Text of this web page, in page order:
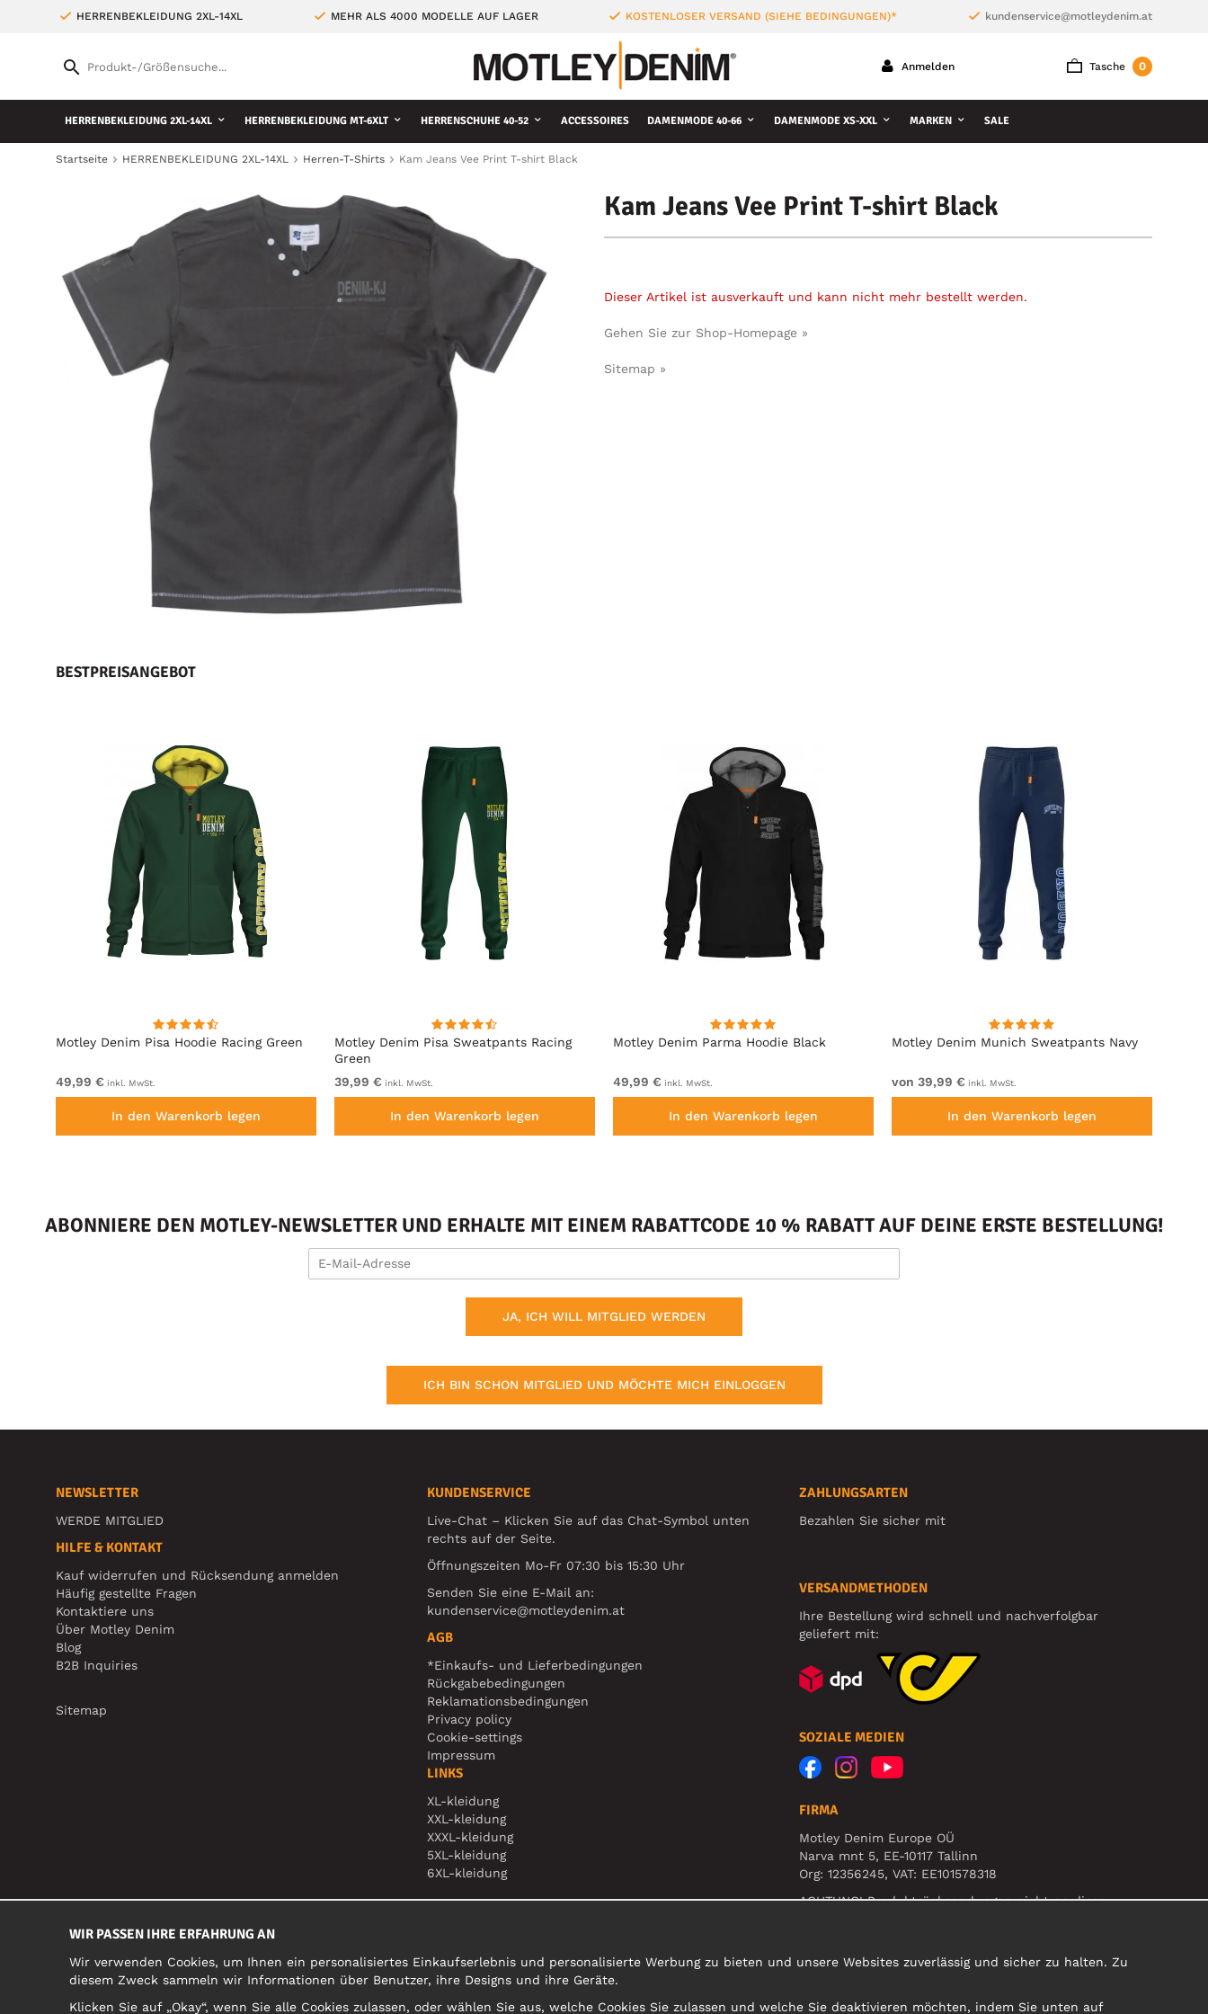
HERRENBEKLEIDUNG 2XL-14XL MEHR ALS 4000 MODELLE AUF LAGER KOSTENLOSER VERSAND (SIEHE BEDINGUNGEN)* kundenservice@motleydenim.at
Tasche 0
Anmelden
HERRENBEKLEIDUNG 2XL-14XL HERRENBEKLEIDUNG MT-6XLT HERRENSCHUHE 40-52 ACCESSOIRES DAMENMODE 40-66 DAMENMODE XS-XXL MARKEN SALE
Startseite HERRENBEKLEIDUNG 2XL-14XL Herren-T-Shirts Kam Jeans Vee Print T-shirt Black
Kam Jeans Vee Print T-shirt Black
Dieser Artikel ist ausverkauft und kann nicht mehr bestellt werden.
Gehen Sie zur Shop-Homepage »
Sitemap »
BESTPREISANGEBOT
Motley Denim Pisa Hoodie Racing Green
49,99 € inkl. MwSt.
In den Warenkorb legen
Motley Denim Pisa Sweatpants Racing
Green
39,99 € inkl. MwSt.
In den Warenkorb legen
Motley Denim Parma Hoodie Black
49,99 € inkl. MwSt.
In den Warenkorb legen
Motley Denim Munich Sweatpants Navy
von 39,99 € inkl. MwSt.
In den Warenkorb legen
ABONNIERE DEN MOTLEY-NEWSLETTER UND ERHALTE MIT EINEM RABATTCODE 10 % RABATT AUF DEINE ERSTE BESTELLUNG!
JA, ICH WILL MITGLIED WERDEN
ICH BIN SCHON MITGLIED UND MÖCHTE MICH EINLOGGEN
NEWSLETTER
WERDE MITGLIED
HILFE & KONTAKT
Kauf widerrufen und Rücksendung anmelden
Häufig gestellte Fragen
Kontaktiere uns
Über Motley Denim
Blog
B2B Inquiries
Sitemap
KUNDENSERVICE
Live-Chat – Klicken Sie auf das Chat-Symbol unten
rechts auf der Seite.
Öffnungszeiten Mo-Fr 07:30 bis 15:30 Uhr
Senden Sie eine E-Mail an:
kundenservice@motleydenim.at
AGB
*Einkaufs- und Lieferbedingungen
Rückgabebedingungen
Reklamationsbedingungen
Privacy policy
Cookie-settings
Impressum
LINKS
XL-kleidung
XXL-kleidung
XXXL-kleidung
5XL-kleidung
6XL-kleidung
ZAHLUNGSARTEN
Bezahlen Sie sicher mit
VERSANDMETHODEN
Ihre Bestellung wird schnell und nachverfolgbar
geliefert mit:
SOZIALE MEDIEN
FIRMA
Motley Denim Europe OÜ
Narva mnt 5, EE-10117 Tallinn
Org: 12356245, VAT: EE101578318
ACHTUNG! Produktrücksendungen nicht an diese
WIR PASSEN IHRE ERFAHRUNG AN
Wir verwenden Cookies, um Ihnen ein personalisiertes Einkaufserlebnis und personalisierte Werbung zu bieten und unsere Websites zuverlässig und sicher zu halten. Zu
diesem Zweck sammeln wir Informationen über Benutzer, ihre Designs und ihre Geräte.
Klicken Sie auf „Okay“, wenn Sie alle Cookies zulassen, oder wählen Sie aus, welche Cookies Sie zulassen und welche Sie deaktivieren möchten, indem Sie unten auf